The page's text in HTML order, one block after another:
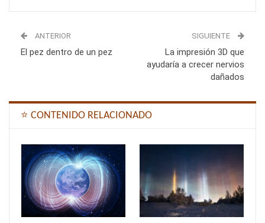
ANTERIOR
El pez dentro de un pez
SIGUIENTE
La impresión 3D que
ayudaría a crecer nervios
dañados
⭐ CONTENIDO RELACIONADO